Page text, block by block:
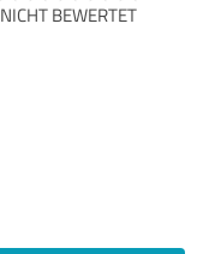
NICHT BEWERTET